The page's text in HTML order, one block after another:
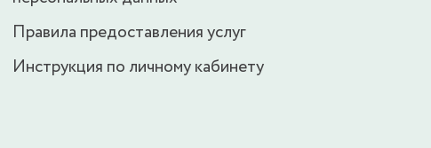
Правила предоставления услуг
Инструкция по личному кабинету